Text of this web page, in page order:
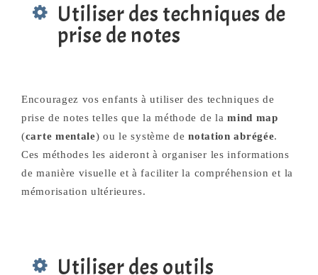
Utiliser des techniques de
prise de notes
Encouragez vos enfants à utiliser des techniques de
prise de notes telles que la méthode de lamind map
(carte mentale) ou le système denotation abrégée.
Ces méthodes les aideront à organiser les informations
de manière visuelle et à faciliter la compréhension et la
mémorisation ultérieures.
Utiliser des outils